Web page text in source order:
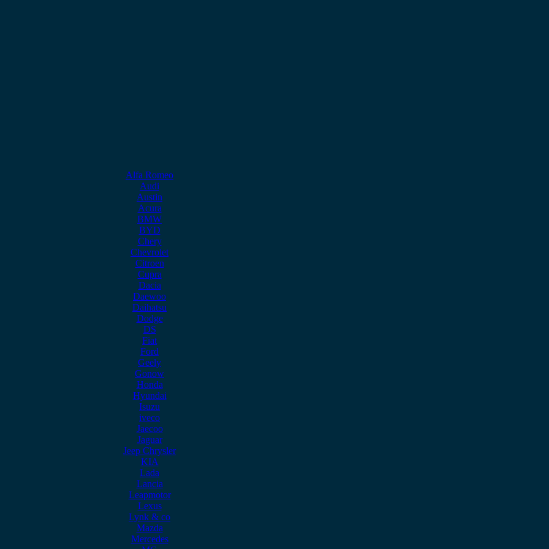
Alfa Romeo
Audi
Austin
Acura
BMW
BYD
Chery
Chevrolet
Citroen
Cupra
Dacia
Daewoo
Daihatsu
Dodge
DS
Fiat
Ford
Geely
Gonow
Honda
Hyundai
Isuzu
iveco
Jaecoo
Jaguar
Jeep Chrysler
KIA
Lada
Lancia
Leapmotor
Lexus
Lynk & co
Mazda
Mercedes